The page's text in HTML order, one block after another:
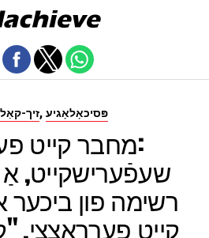
זיך-, פּסיכאָלאָגיע
מחבר קייט
רשימה פון ביכער
קייט פערראַצצי,